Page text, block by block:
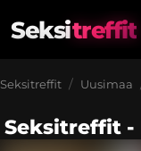
Seksitreffit
Seksitreffit Uusimaa
Seksitreffit -